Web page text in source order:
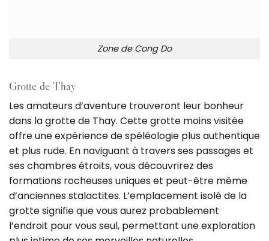
Zone de Cong Do
Grotte de Thay
Les amateurs d’aventure trouveront leur bonheur
dans la grotte de Thay. Cette grotte moins visitée
offre une expérience de spéléologie plus authentique
et plus rude. En naviguant à travers ses passages et
ses chambres étroits, vous découvrirez des
formations rocheuses uniques et peut-être même
d’anciennes stalactites. L’emplacement isolé de la
grotte signifie que vous aurez probablement
l’endroit pour vous seul, permettant une exploration